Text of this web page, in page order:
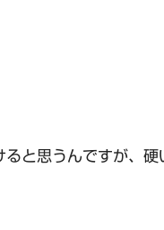
と思うんですが、硬